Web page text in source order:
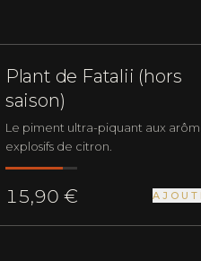
Plant de Fatalii (hors
saison)
Le piment ultra-piquant aux
explosifs de citron.
15,90 €